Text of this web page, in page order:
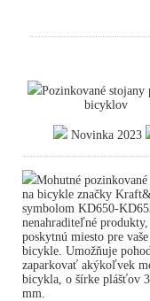
Pozinkované stojany
bicyklov
Novinka 2023
Mohutné
na bicykle značky
symbolom KD650-
nenahraditeľné
poskytnú miesto pre vaše
bicykle. Umožňuje
zaparkovať akýkoľvek
bicykla, o šírke plášťov
mm.